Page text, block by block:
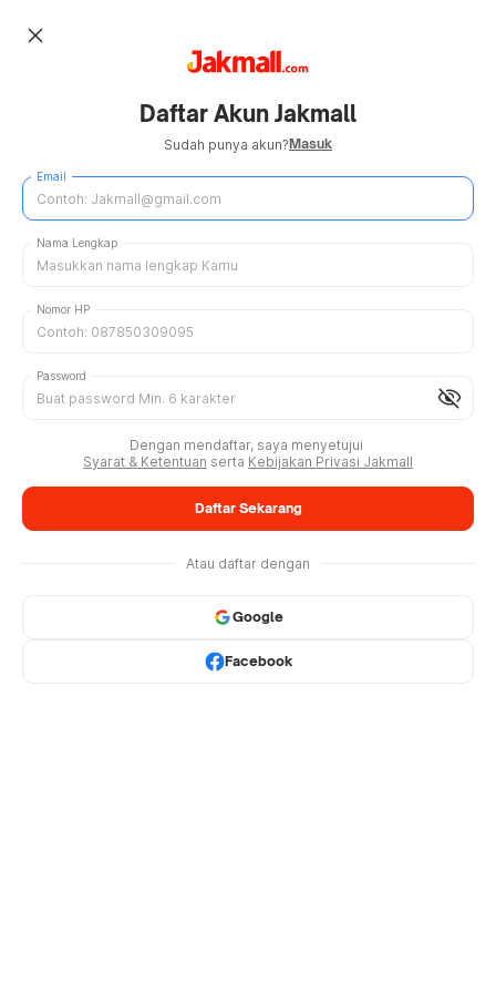
close
Daftar Akun Jakmall
Sudah punya akun?Masuk
Email
Nama Lengkap
Nomor HP
visibility_off
Password
Dengan mendaftar, saya menyetujui
Syarat & Ketentuan serta Kebijakan Privasi Jakmall
Daftar Sekarang
Atau daftar dengan
Google
Facebook